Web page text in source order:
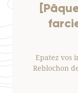
Epatez vos
Reblochon